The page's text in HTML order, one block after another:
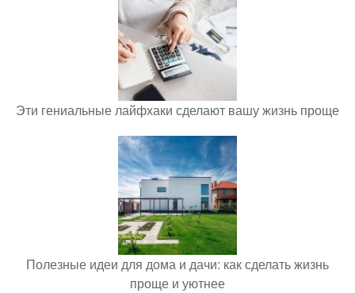
Эти гениальные лайфхаки сделают вашу жизнь проще
Полезные идеи для дома и дачи: как сделать жизнь
проще и уютнее